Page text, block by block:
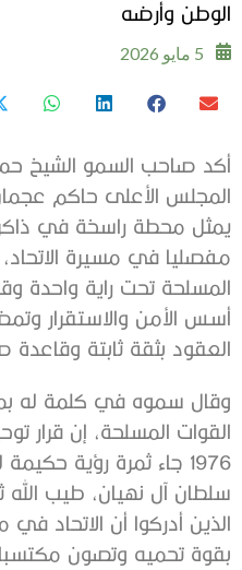
الوطن وأرضه
5 مايو 2026
أكد صاحب السمو الشيخ
المجلس الأعلى حاكم
يمثل محطة راسخة في
مفصليا في مسيرة
المسلحة تحت راية واحدة
أسس الأمن والاستقرار
العقود بثقة ثابتة وقاعدة
القوات المسلحة، إن قرار
1976 جاء ثمرة رؤية
سلطان آل نهيان، طيب الله
الذين أدركوا أن الاتحاد
بقوة تحميه وتصون